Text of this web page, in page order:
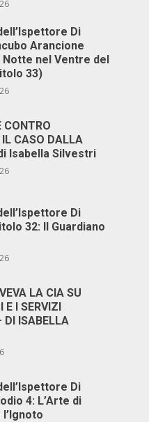
Di
Arancione
Notte nel Ventre del
33)
CONTRO
IL CASO DALLA
Isabella Silvestri
Di
32: Il Guardiano
LA CIA SU
E I SERVIZI
DI ISABELLA
Di
4: L’Arte di